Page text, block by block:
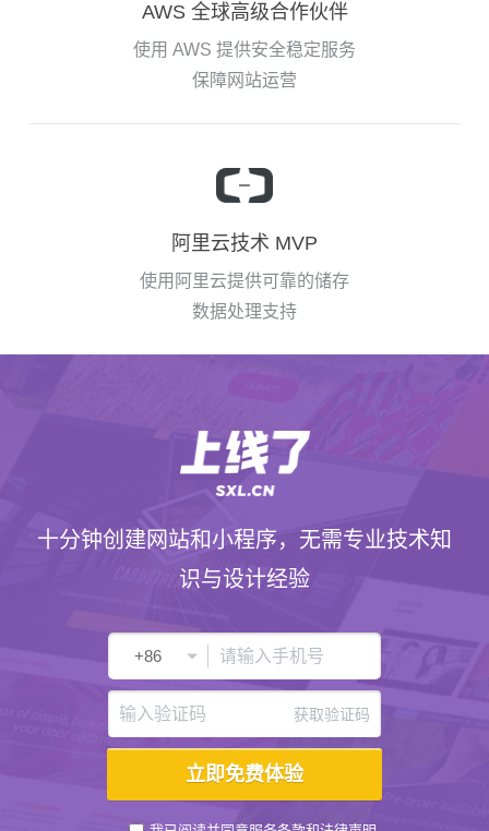
AWS 全球高级合作伙伴
使用 AWS 提供安全稳定服务
保障网站运营
阿里云技术 MVP
使用阿里云提供可靠的储存
数据处理支持
十分钟创建网站和小程序，无需专业技术知
识与设计经验
获取验证码